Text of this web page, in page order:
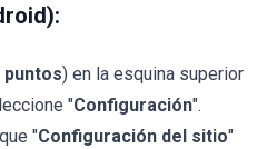
) en la esquina superior
"Configuración".
"Configuración del sitio"